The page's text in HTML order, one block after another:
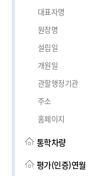
대표자명
원장명
설립일
개원일
관할행정기관
주소
홈페이지
통학차량
평가(인증)연월